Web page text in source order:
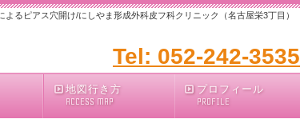
るピアス穴開け/にしやま形成外科皮フ科クリニック（名古屋栄3丁目）
Tel: 052-242-3535
地図行き方
ACCESS MAP
プロフィール
PROFILE